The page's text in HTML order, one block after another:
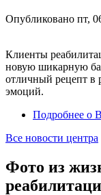
Опубликовано пт,
Клиенты
новую шикарную
отличный рецепт в
эмоций.
Подробнее о
Все новости центра
Фото из